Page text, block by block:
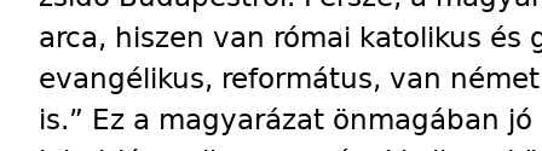
arca, hiszen van római katolikus és
evangélikus, református, van
is.” Ez a magyarázat önmagában